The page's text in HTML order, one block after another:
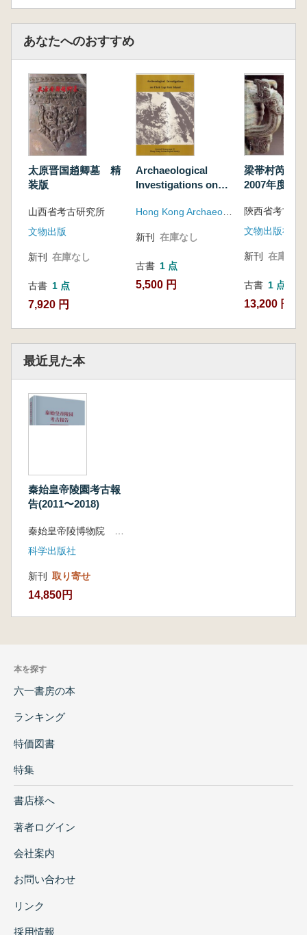
あなたへのおすすめ
太原晋国趙卿墓 精
装版
山西省考古研究所
文物出版
新刊 在庫なし
古書 1 点
7,920 円
Archaeological
Investigations on
Island
新刊 在庫なし
古書 1 点
5,500 円
梁帯村芮国
2007年度発
文物出版社
新刊 在庫なし
古書 1 点
13,200 円
最近見た本
秦始皇帝陵園考古報
告(2011〜2018)
科学出版社
新刊 取り寄せ
14,850円
本を探す
六一書房の本
ランキング
特価図書
特集
書店様へ
著者ログイン
会社案内
お問い合わせ
リンク
採用情報